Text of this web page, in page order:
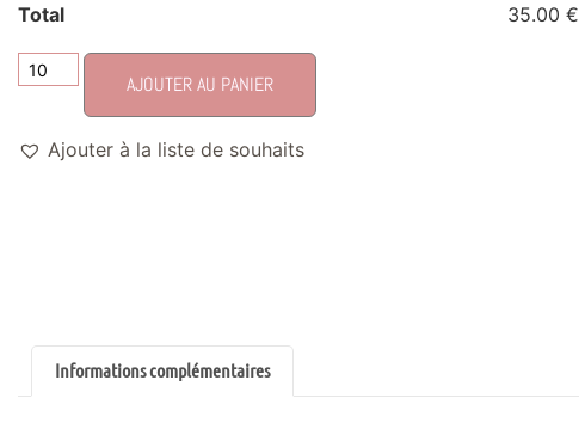
Total
35.00 €
AJOUTER AU PANIER
Ajouter à la liste de souhaits
Informations complémentaires